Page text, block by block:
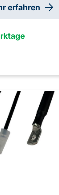
erfahren